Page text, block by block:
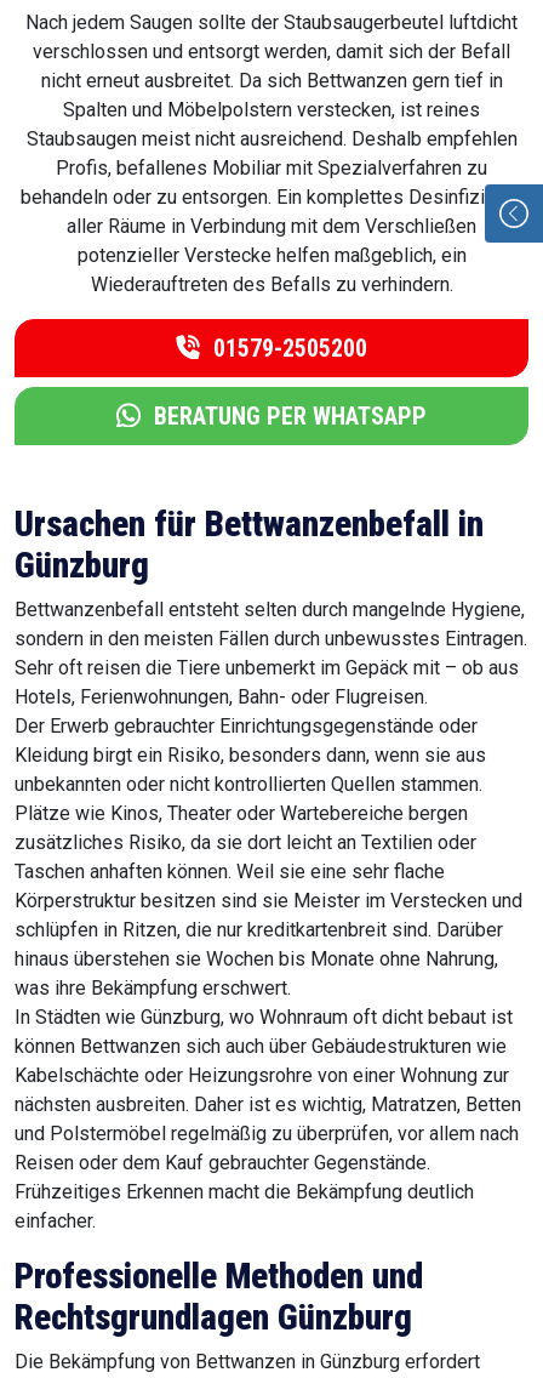
Nach jedem Saugen sollte der Staubsaugerbeutel luftdicht
verschlossen und entsorgt werden, damit sich der Befall
nicht erneut ausbreitet. Da sich Bettwanzen gern tief in
Spalten und Möbelpolstern verstecken, ist reines
Staubsaugen meist nicht ausreichend. Deshalb empfehlen
Profis, befallenes Mobiliar mit Spezialverfahren zu
behandeln oder zu entsorgen. Ein komplettes Desinfizieren
aller Räume in Verbindung mit dem Verschließen
potenzieller Verstecke helfen maßgeblich, ein
Wiederauftreten des Befalls zu verhindern.
01579-2505200
BERATUNG PER WHATSAPP
Ursachen für Bettwanzenbefall in
Günzburg
Bettwanzenbefall entsteht selten durch mangelnde Hygiene,
sondern in den meisten Fällen durch unbewusstes Eintragen.
Sehr oft reisen die Tiere unbemerkt im Gepäck mit – ob aus
Hotels, Ferienwohnungen, Bahn- oder Flugreisen.
Der Erwerb gebrauchter Einrichtungsgegenstände oder
Kleidung birgt ein Risiko, besonders dann, wenn sie aus
unbekannten oder nicht kontrollierten Quellen stammen.
Plätze wie Kinos, Theater oder Wartebereiche bergen
zusätzliches Risiko, da sie dort leicht an Textilien oder
Taschen anhaften können. Weil sie eine sehr flache
Körperstruktur besitzen sind sie Meister im Verstecken und
schlüpfen in Ritzen, die nur kreditkartenbreit sind. Darüber
hinaus überstehen sie Wochen bis Monate ohne Nahrung,
was ihre Bekämpfung erschwert.
In Städten wie Günzburg, wo Wohnraum oft dicht bebaut ist
können Bettwanzen sich auch über Gebäudestrukturen wie
Kabelschächte oder Heizungsrohre von einer Wohnung zur
nächsten ausbreiten. Daher ist es wichtig, Matratzen, Betten
und Polstermöbel regelmäßig zu überprüfen, vor allem nach
Reisen oder dem Kauf gebrauchter Gegenstände.
Frühzeitiges Erkennen macht die Bekämpfung deutlich
einfacher.
Professionelle Methoden und
Rechtsgrundlagen Günzburg
Die Bekämpfung von Bettwanzen in Günzburg erfordert